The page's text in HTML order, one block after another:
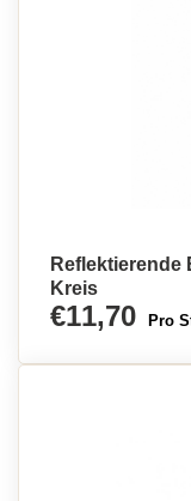
Reflektierende
Kreis
€11,70 Pro